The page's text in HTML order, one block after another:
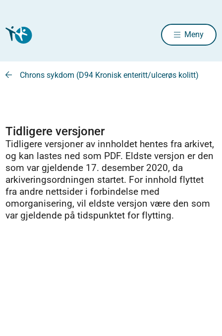
Meny
Chrons sykdom (D94 Kronisk enteritt/ulcerøs kolitt)
Tidligere versjoner
Tidligere versjoner av innholdet hentes fra arkivet,
og kan lastes ned som PDF. Eldste versjon er den
som var gjeldende 17. desember 2020, da
arkiveringsordningen startet. For innhold flyttet
fra andre nettsider i forbindelse med
omorganisering, vil eldste versjon være den som
var gjeldende på tidspunktet for flytting.